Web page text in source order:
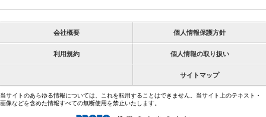
会社概要 個人情報保護方針
利用規約 個人情報の取り扱い
サイトマップ
当サイトのあらゆる情報については、これを転用することはできません。当サイト上のテキスト・
画像などを含めた情報すべての無断使用を禁止いたします。